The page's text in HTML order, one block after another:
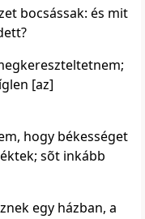
bocsássak: és mit
[az]
hogy békességet
sõt inkább
egy házban, a